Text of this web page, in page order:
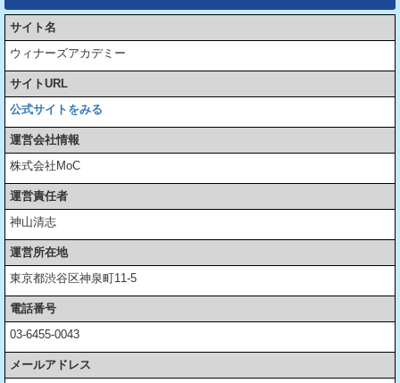
サイト名
ウィナーズアカデミー
サイトURL
公式サイトをみる
運営会社情報
株式会社MoC
運営責任者
神山清志
運営所在地
東京都渋谷区神泉町11-5
電話番号
03‐6455‐0043
メールアドレス